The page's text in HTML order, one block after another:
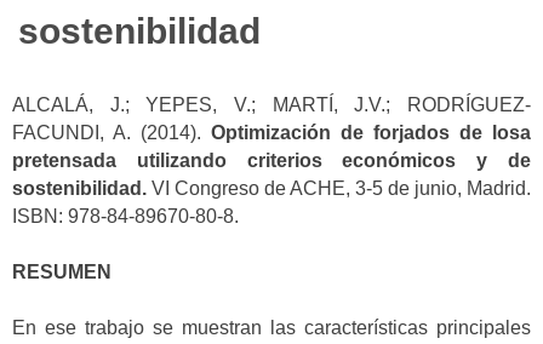
sostenibilidad
ALCALÁ, J.; YEPES, V.; MARTÍ, J.V.; RODRÍGUEZ-
FACUNDI, A. (2014). Optimización de forjados de losa
pretensada utilizando criterios económicos y de
sostenibilidad. VI Congreso de ACHE, 3-5 de junio, Madrid.
ISBN: 978-84-89670-80-8.
RESUMEN
En ese trabajo se muestran las características principales